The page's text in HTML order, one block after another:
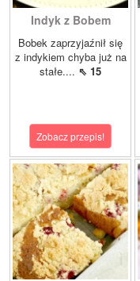
Indyk z Bobem
Bobek zaprzyjaźnił się
z indykiem chyba już na
stałe.... ⇖ 15
Zobacz przepis!